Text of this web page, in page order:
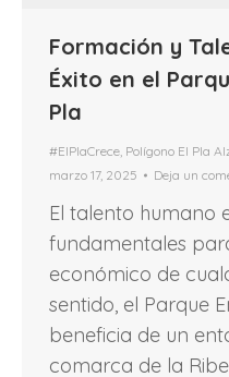
Formación y
Éxito en el
Pla
#ElPlaCrece, Polígono El Pla
marzo 17, 2025
Deja un
El talento humano
fundamentales
económico de
sentido, el Parque
beneficia de un
comarca de la